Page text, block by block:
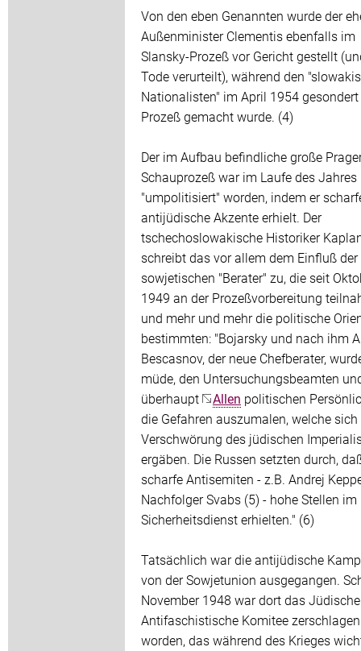
Von den eben Genannten wurde der
Außenminister Clementis ebenfalls im
Slansky-Prozeß vor Gericht gestellt
Tode verurteilt), während den
Nationalisten" im April 1954 gesondert
Prozeß gemacht wurde. (4)
Der im Aufbau befindliche große
Schauprozeß war im Laufe des Jahres
"umpolitisiert" worden, indem er
antijüdische Akzente erhielt. Der
tschechoslowakische Historiker
schreibt das vor allem dem Einfluß der
sowjetischen "Berater" zu, die seit
1949 an der Prozeßvorbereitung
und mehr und mehr die politische
bestimmten: "Bojarsky und nach ihm
Bescasnov, der neue Chefberater,
müde, den Untersuchungsbeamten
überhaupt
Allen politischen
die Gefahren auszumalen, welche
Verschwörung des jüdischen
ergäben. Die Russen setzten durch,
scharfe Antisemiten - z.B. Andrej
Nachfolger Svabs (5) - hohe Stellen im
Sicherheitsdienst erhielten." (6)
Tatsächlich war die antijüdische
von der Sowjetunion ausgegangen.
November 1948 war dort das Jüdische
Antifaschistische Komitee zerschlagen
worden, das während des Krieges